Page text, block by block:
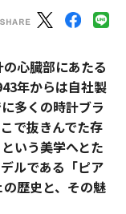
心臓部にあたる
年からは自社製
多くの時計ブラ
で抜きんでた存
いう美学へとた
ルである「ピア
歴史と、その魅